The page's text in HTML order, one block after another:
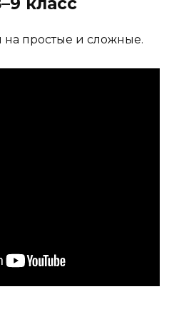
на простые и сложные.